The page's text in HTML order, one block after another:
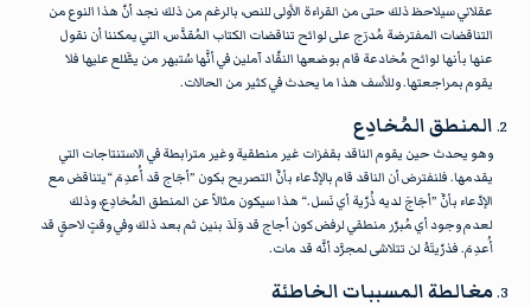
عقلاني سيلاحظ ذلك حتى من القراءة الأولى للنص، بالرغم من ذلك نجد أنّ هذا النوع من
التناقضات المفترضة مُدرَج على لوائح تناقضات الكتاب المُقدَّس، التي يمكننا أن نقول
عنها بأنها لوائح مُخادعة قام بوضعها النقّاد آملين في أنَّها سُتبهر من يطَّلع عليها فلا
يقوم بمراجعتها. وللأسف هذا ما يحدث في كثير من الحالات.
المنطق المُخادِع
وهو يحدث حين يقوم الناقد بقفزات غير منطقية وغير مترابطة في الاستنتاجات التي
يقدمها. فلنفترض أن الناقد قام بالإدّعاء بأنَّ التصريح بكون ”أجَاج قد أُعدِمَ “يتناقض مع
الإدّعاء بأنَّ ”أجَاجَ لديه ذُرّية أي نَسل.“ هذا سيكون مثالاً عن المنطق المُخادِع، وذلك
لعدم وجود أي مُبرّر منطقي لرفض كون أجاج قد وَلَدَ بنين ثم بعد ذلك وفي وقتٍ لاحقٍ قد
أُعدِمَ. فذرّيتَهُ لن تتلاشى لمجرَّد أنَّه قد مات.
مغالطة المسببات الخاطئة